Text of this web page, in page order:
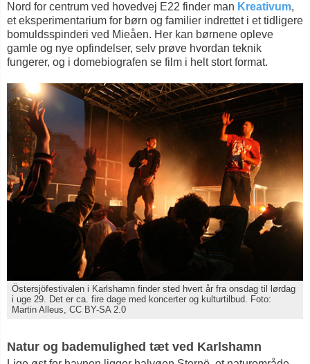
Nord for centrum ved hovedvej E22 finder man Kreativum,
et eksperimentarium for børn og familier indrettet i et tidligere
bomuldsspinderi ved Mieåen. Her kan børnene opleve
gamle og nye opfindelser, selv prøve hvordan teknik
fungerer, og i domebiografen se film i helt stort format.
Östersjöfestivalen i Karlshamn finder sted hvert år fra onsdag til lørdag
i uge 29. Det er ca. fire dage med koncerter og kulturtilbud. Foto:
Martin Alleus, CC BY-SA 2.0
Natur og bademulighed tæt ved Karlshamn